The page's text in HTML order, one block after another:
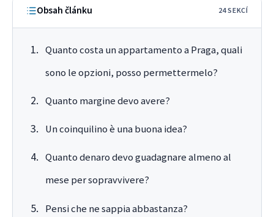
Obsah článku 24SEKCÍ
Quanto costa un appartamento a Praga, quali
sono le opzioni, posso permettermelo?
Quanto margine devo avere?
Un coinquilino è una buona idea?
Quanto denaro devo guadagnare almeno al
mese per sopravvivere?
Pensi che ne sappia abbastanza?